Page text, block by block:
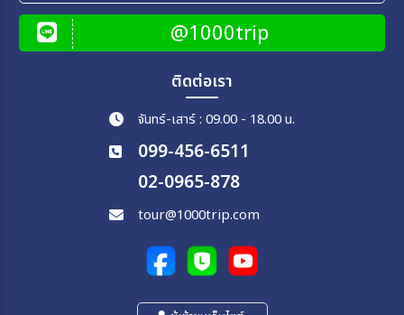
@1000trip
ติดต่อเรา
จันทร์-เสาร์ : 09.00 - 18.00 น.
099-456-6511
02-0965-878
tour@1000trip.com